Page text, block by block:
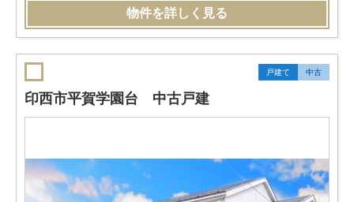
物件を詳しく見る
戸建て 中古
印西市平賀学園台 中古戸建